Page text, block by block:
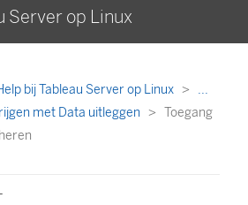
Server op Linux
bij Tableau Server op Linux
...
met Data uitleggen
Toegang